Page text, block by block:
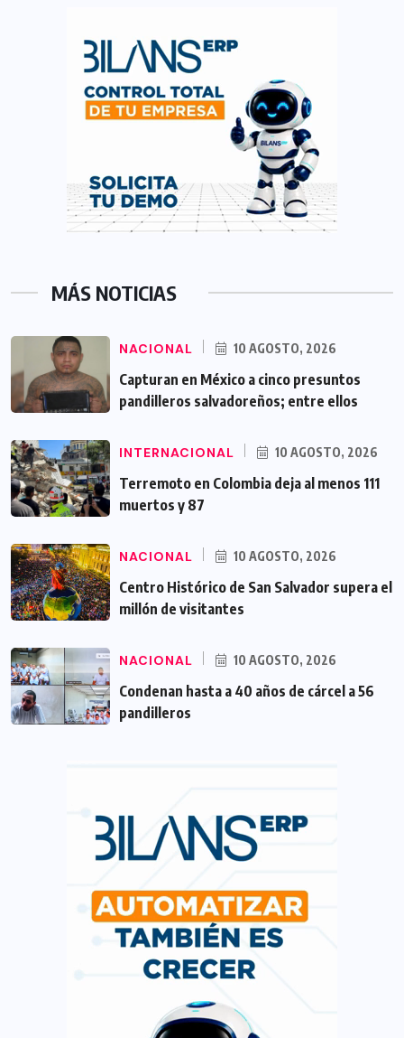
MÁS NOTICIAS
NACIONAL 10 AGOSTO, 2026
Capturan en México a cinco presuntos
pandilleros salvadoreños; entre ellos
INTERNACIONAL 10 AGOSTO, 2026
Terremoto en Colombia deja al menos 111
muertos y 87
NACIONAL 10 AGOSTO, 2026
Centro Histórico de San Salvador supera el
millón de visitantes
NACIONAL 10 AGOSTO, 2026
Condenan hasta a 40 años de cárcel a 56
pandilleros